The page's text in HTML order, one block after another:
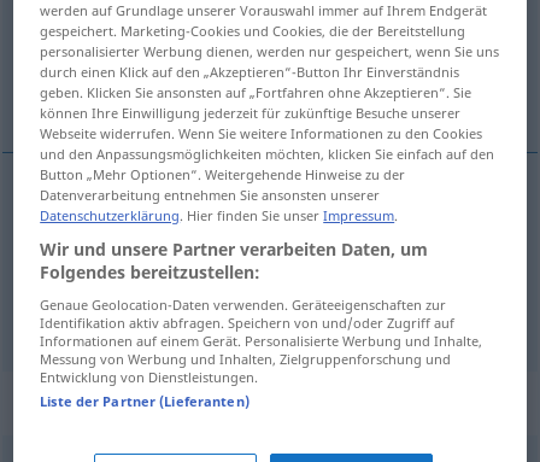
Übersicht aller Übersetzungen
(Für mehr Details die Übersetzung anklicken/antippen)
avanzar, progresar
avanzar vorankommen
progresar vorankommen
Beispielsätze für "vorankommen"
werden auf Grundlage unserer Vorauswahl immer auf Ihrem Endgerät
gespeichert. Marketing-Cookies und Cookies, die der Bereitstellung
personalisierter Werbung dienen, werden nur gespeichert, wenn Sie uns
durch einen Klick auf den „Akzeptieren“-Button Ihr Einverständnis
geben. Klicken Sie ansonsten auf „Fortfahren ohne Akzeptieren“. Sie
können Ihre Einwilligung jederzeit für zukünftige Besuche unserer
Webseite widerrufen. Wenn Sie weitere Informationen zu den Cookies
und den Anpassungsmöglichkeiten möchten, klicken Sie einfach auf den
Button „Mehr Optionen“. Weitergehende Hinweise zu der
Datenverarbeitung entnehmen Sie ansonsten unserer
Datenschutzerklärung. Hier finden Sie unserImpressum.
Wir und unsere Partner verarbeiten Daten, um
Folgendes bereitzustellen:
Genaue Geolocation-Daten verwenden. Geräteeigenschaften zur
Identifikation aktiv abfragen. Speichern von und/oder Zugriff auf
Informationen auf einem Gerät. Personalisierte Werbung und Inhalte,
Messung von Werbung und Inhalten, Zielgruppenforschung und
Entwicklung von Dienstleistungen.
Liste der Partner (Lieferanten)